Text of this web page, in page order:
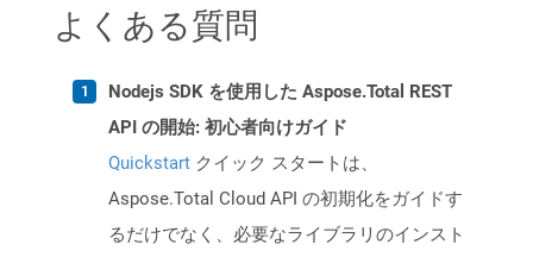
よくある質問
Nodejs SDK を使用した Aspose.Total REST
API の開始: 初心者向けガイド
Quickstart クイック スタートは、
Aspose.Total Cloud API の初期化をガイドす
るだけでなく、必要なライブラリのインスト